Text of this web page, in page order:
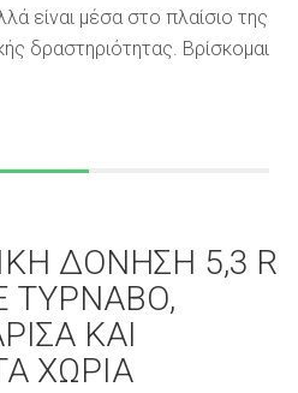
είναι μέσα στο πλαίσιο της
δραστηριότητας. Βρίσκομαι
ΔΟΝΗΣΗ 5,3 R
ΤΥΡΝΑΒΟ,
ΚΑΙ
ΧΩΡΙΑ